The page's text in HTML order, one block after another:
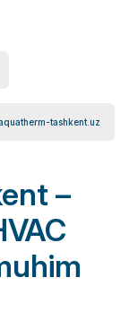
tashkent.uz
–